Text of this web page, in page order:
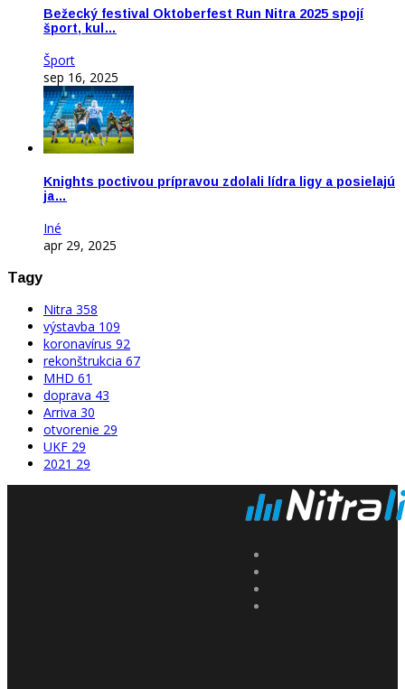
Bežecký festival Oktoberfest Run Nitra 2025 spojí
šport, kul…
Šport
sep 16, 2025
Knights poctivou prípravou zdolali lídra ligy a posielajú
ja…
Iné
apr 29, 2025
Tagy
Nitra 358
výstavba 109
koronavírus 92
rekonštrukcia 67
MHD 61
doprava 43
Arriva 30
otvorenie 29
UKF 29
2021 29